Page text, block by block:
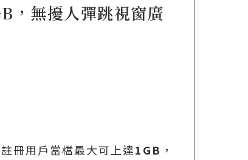
，無擾人彈跳視窗廣
註冊用戶當檔最大可上達1GB ，